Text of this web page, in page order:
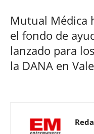
Mutual Médica
el fondo de
lanzado para
la DANA en